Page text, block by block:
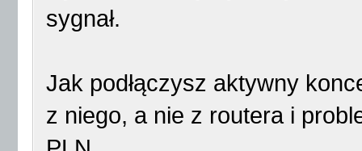
sygnał.
Jak podłączysz aktywny
z niego, a nie z routera i